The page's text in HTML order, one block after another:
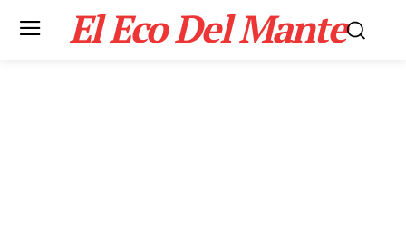
El Eco Del Mante